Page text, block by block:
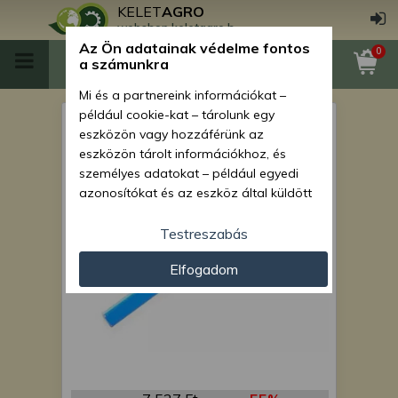
KELETAGRO
webshop.keletagro.hu
0
tengely 9650.023 négyszög
Az Ön adatainak védelme fontos
a számunkra
Mi és a partnereink információkat –
például cookie-kat – tárolunk egy
eszközön vagy hozzáférünk az
eszközön tárolt információkhoz, és
személyes adatokat – például egyedi
azonosítókat és az eszköz által küldött
személyre szabott hirdetések és
tartalom nyújtásához, hirdetés- és
tartalomméréshez, nézettségi adatok
gyűjtéséhez, valamint termékek
kifejlesztéséhez és a termékek
javításához. Az Ön engedélyével mi és a
Testreszabás
Elfogadom